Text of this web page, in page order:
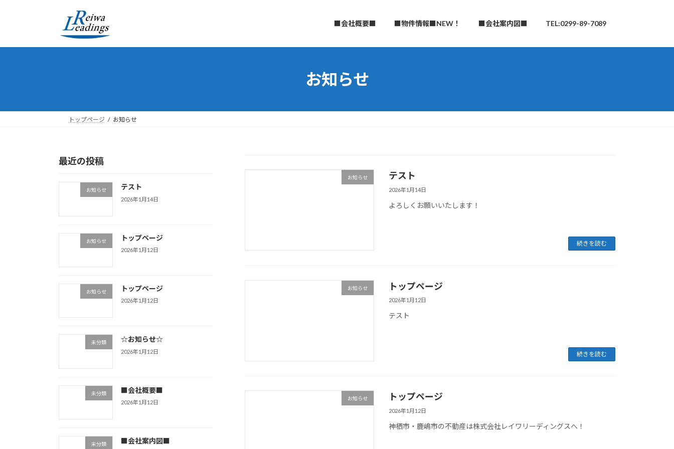
プ
動
■会社概要■ ■物件情報■NEW！ ■会社案内図■ TEL:0299-89-7089
お知らせ
トップページ お知らせ
お知らせ テスト
2026年1月14日
よろしくお願いいたします！
続きを読む
お知らせ トップページ
2026年1月12日
テスト
続きを読む
お知らせ トップページ
2026年1月12日
神栖市・鹿嶋市の不動産は株式会社レイワリーディングスへ！
最近の投稿
お知らせ テスト
2026年1月14日
お知らせ トップページ
2026年1月12日
お知らせ トップページ
2026年1月12日
未分類 ☆お知らせ☆
2026年1月12日
未分類 ■会社概要■
2026年1月12日
未分類 ■会社案内図■